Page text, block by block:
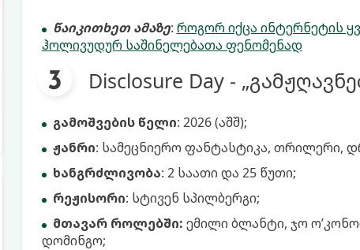
წაიკითხეთ ამაზე: როგორ იქცა ინტერნეტის
ჰოლივუდურ საშინელებათა ფენომენად
Disclosure Day -
გამოშვების წელი: 2026 (აშშ);
ჟანრი: სამეცნიერო ფანტასტიკა, თრილერი,
ხანგრძლივობა: 2 საათი და 25 წუთი;
რეჟისორი: სტივენ სპილბერგი;
მთავარ როლებში: ემილი ბლანტი, ჯო
დომინგო;